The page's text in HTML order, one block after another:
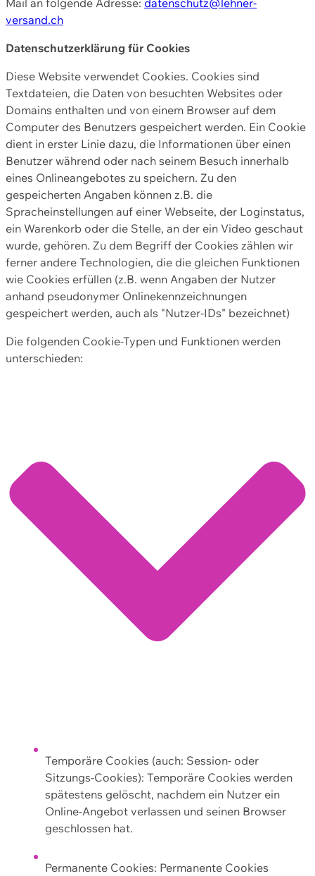
versand.ch
Datenschutzerklärung für Cookies
Diese Website verwendet Cookies. Cookies sind
Textdateien, die Daten von besuchten Websites oder
Domains enthalten und von einem Browser auf dem
Computer des Benutzers gespeichert werden. Ein Cookie
dient in erster Linie dazu, die Informationen über einen
Benutzer während oder nach seinem Besuch innerhalb
eines Onlineangebotes zu speichern. Zu den
gespeicherten Angaben können z.B. die
Spracheinstellungen auf einer Webseite, der Loginstatus,
ein Warenkorb oder die Stelle, an der ein Video geschaut
wurde, gehören. Zu dem Begriff der Cookies zählen wir
ferner andere Technologien, die die gleichen Funktionen
wie Cookies erfüllen (z.B. wenn Angaben der Nutzer
anhand pseudonymer Onlinekennzeichnungen
gespeichert werden, auch als "Nutzer-IDs" bezeichnet)
Die folgenden Cookie-Typen und Funktionen werden
unterschieden:
Temporäre Cookies (auch: Session- oder
Sitzungs-Cookies): Temporäre Cookies werden
spätestens gelöscht, nachdem ein Nutzer ein
Online-Angebot verlassen und seinen Browser
geschlossen hat.
Permanente Cookies: Permanente Cookies